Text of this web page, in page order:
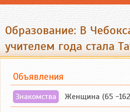
Образование: В
учителем года стала
Объявления
Знакомства Женщина (65 -162-63) желает